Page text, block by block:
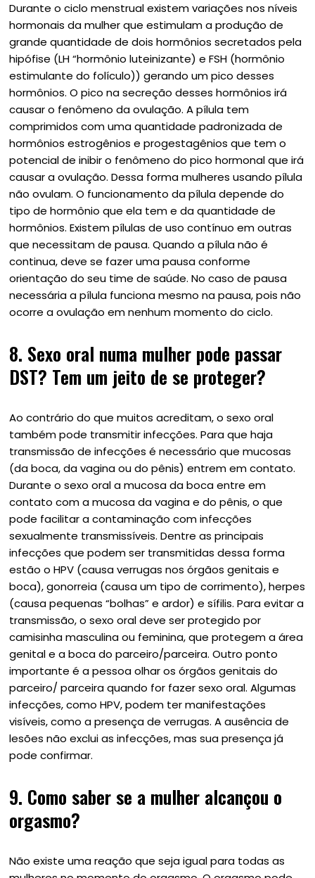
Durante o ciclo menstrual existem variações nos níveis
hormonais da mulher que estimulam a produção de
grande quantidade de dois hormônios secretados pela
hipófise (LH “hormônio luteinizante) e FSH (hormônio
estimulante do folículo)) gerando um pico desses
hormônios. O pico na secreção desses hormônios irá
causar o fenômeno da ovulação. A pílula tem
comprimidos com uma quantidade padronizada de
hormônios estrogênios e progestagênios que tem o
potencial de inibir o fenômeno do pico hormonal que irá
causar a ovulação. Dessa forma mulheres usando pílula
não ovulam. O funcionamento da pílula depende do
tipo de hormônio que ela tem e da quantidade de
hormônios. Existem pílulas de uso contínuo em outras
que necessitam de pausa. Quando a pílula não é
continua, deve se fazer uma pausa conforme
orientação do seu time de saúde. No caso de pausa
necessária a pílula funciona mesmo na pausa, pois não
ocorre a ovulação em nenhum momento do ciclo.
8. Sexo oral numa mulher pode passar
DST? Tem um jeito de se proteger?
Ao contrário do que muitos acreditam, o sexo oral
também pode transmitir infecções. Para que haja
transmissão de infecções é necessário que mucosas
(da boca, da vagina ou do pênis) entrem em contato.
Durante o sexo oral a mucosa da boca entre em
contato com a mucosa da vagina e do pênis, o que
pode facilitar a contaminação com infecções
sexualmente transmissíveis. Dentre as principais
infecções que podem ser transmitidas dessa forma
estão o HPV (causa verrugas nos órgãos genitais e
boca), gonorreia (causa um tipo de corrimento), herpes
(causa pequenas “bolhas” e ardor) e sífilis. Para evitar a
transmissão, o sexo oral deve ser protegido por
camisinha masculina ou feminina, que protegem a área
genital e a boca do parceiro/parceira. Outro ponto
importante é a pessoa olhar os órgãos genitais do
parceiro/ parceira quando for fazer sexo oral. Algumas
infecções, como HPV, podem ter manifestações
visíveis, como a presença de verrugas. A ausência de
lesões não exclui as infecções, mas sua presença já
pode confirmar.
9. Como saber se a mulher alcançou o
orgasmo?
Não existe uma reação que seja igual para todas as